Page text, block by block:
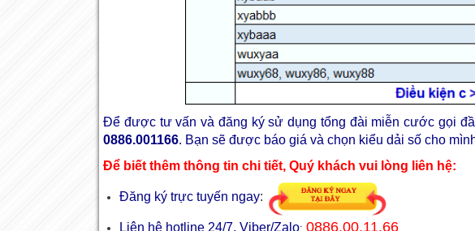
Để được tư vấn và đăng ký sử dụng tổng đài miễn cước gọi
0886.001166. Bạn sẽ được báo giá và chọn kiểu dải số cho
Để biết thêm thông tin chi tiết, Quý khách vui lòng liên hệ:
Đăng ký trực tuyến ngay:
Liên hệ hotline 24/7, Viber/Zalo: 0886.00.11.66